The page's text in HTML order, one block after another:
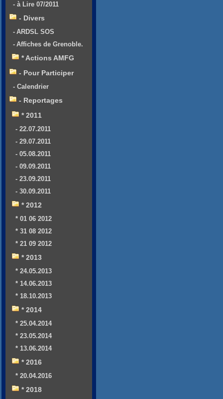
- à Lire 07/2011
- Divers
- ARDSL SOS
- Affiches de Grenoble.
* Actions AMFG
- Pour Participer
- Calendrier
- Reportages
* 2011
- 22.07.2011
- 29.07.2011
- 05.08.2011
- 09.09.2011
- 23.09.2011
- 30.09.2011
* 2012
* 01 06 2012
* 31 08 2012
* 21 09 2012
* 2013
* 24.05.2013
* 14.06.2013
* 18.10.2013
* 2014
* 25.04.2014
* 23.05.2014
* 13.06.2014
* 2016
* 20.04.2016
* 2018